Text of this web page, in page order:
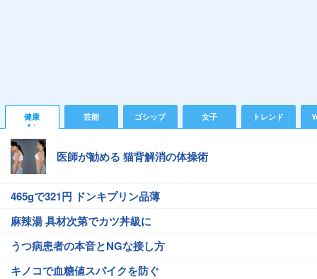
健康 芸能 ゴシップ 女子 トレンド
医師が勧める 猫背解消の体操術
465gで321円 ドンキプリン品薄
麻辣湯 具材次第でカツ丼級に
うつ病患者の本音とNGな接し方
キノコで血糖値スパイクを防ぐ